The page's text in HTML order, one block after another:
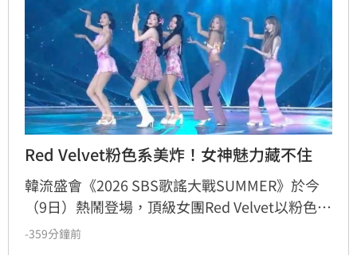
Red Velvet粉色系美炸！女神魅力藏不住
韓流盛會《2026 SBS歌謠大戰SUMMER》於今
（9日）熱鬧登場，頂級女團Red Velvet以粉色系
精緻造型驚艷亮相，展現夏日女王強大氣場。此
-359分鐘前